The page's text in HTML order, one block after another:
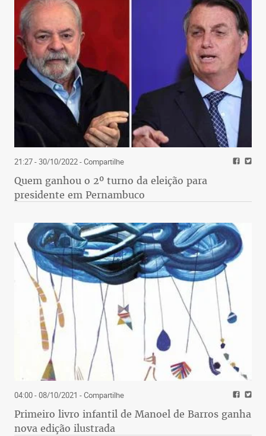
21:27 - 30/10/2022- Compartilhe
Quem ganhou o 2º turno da eleição para
presidente em Pernambuco
04:00 - 08/10/2021 - Compartilhe
Primeiro livro infantil de Manoel de Barros ganha
nova edição ilustrada